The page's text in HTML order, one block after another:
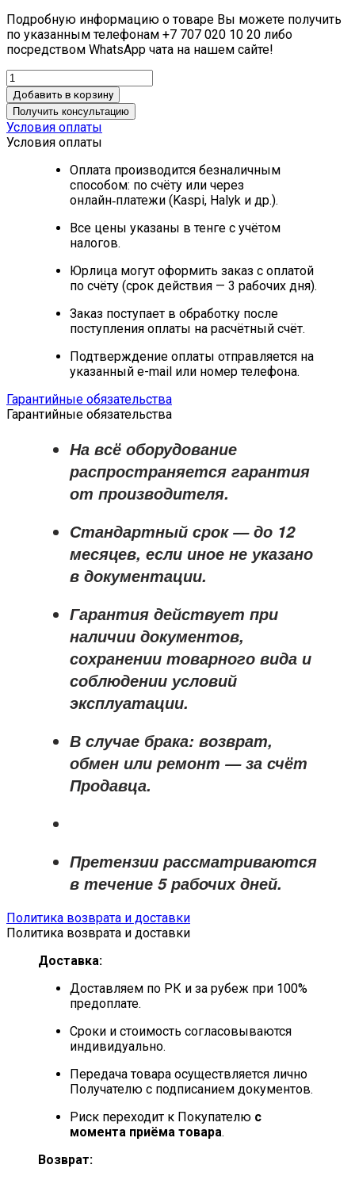
Подробную информацию о товаре Вы можете получить
по указанным телефонам +7 707 020 10 20 либо
посредством WhatsApp чата на нашем сайте!
Добавить в корзину
Получить консультацию
Условия оплаты
Условия оплаты
Оплата производится безналичным
способом: по счёту или через
онлайн‑платежи (Kaspi, Halyk и др.).
Все цены указаны в тенге с учётом
налогов.
Юрлица могут оформить заказ с оплатой
по счёту (срок действия — 3 рабочих дня).
Заказ поступает в обработку после
поступления оплаты на расчётный счёт.
Подтверждение оплаты отправляется на
указанный e-mail или номер телефона.
Гарантийные обязательства
Гарантийные обязательства
На всё оборудование
распространяется гарантия
от производителя.
Стандартный срок — до 12
месяцев, если иное не указано
в документации.
Гарантия действует при
наличии документов,
сохранении товарного вида и
соблюдении условий
эксплуатации.
В случае брака: возврат,
обмен или ремонт —за счёт
Продавца.
Претензии рассматриваются
в течение 5 рабочих дней.
Политика возврата и доставки
Политика возврата и доставки
Доставка:
Доставляем по РК и за рубеж при 100%
предоплате.
Сроки и стоимость согласовываются
индивидуально.
Передача товара осуществляется лично
Получателю с подписанием документов.
Риск переходит к Покупателю с
момента приёма товара.
Возврат: